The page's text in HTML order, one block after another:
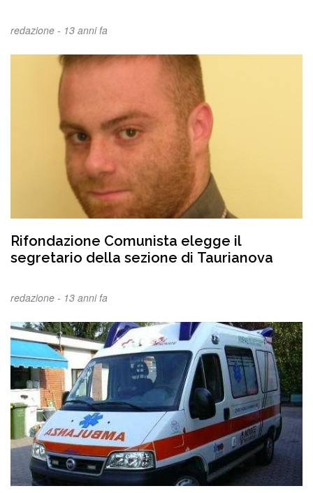
redazione - 13 anni fa
Rifondazione Comunista elegge il
segretario della sezione di Taurianova
redazione - 13 anni fa